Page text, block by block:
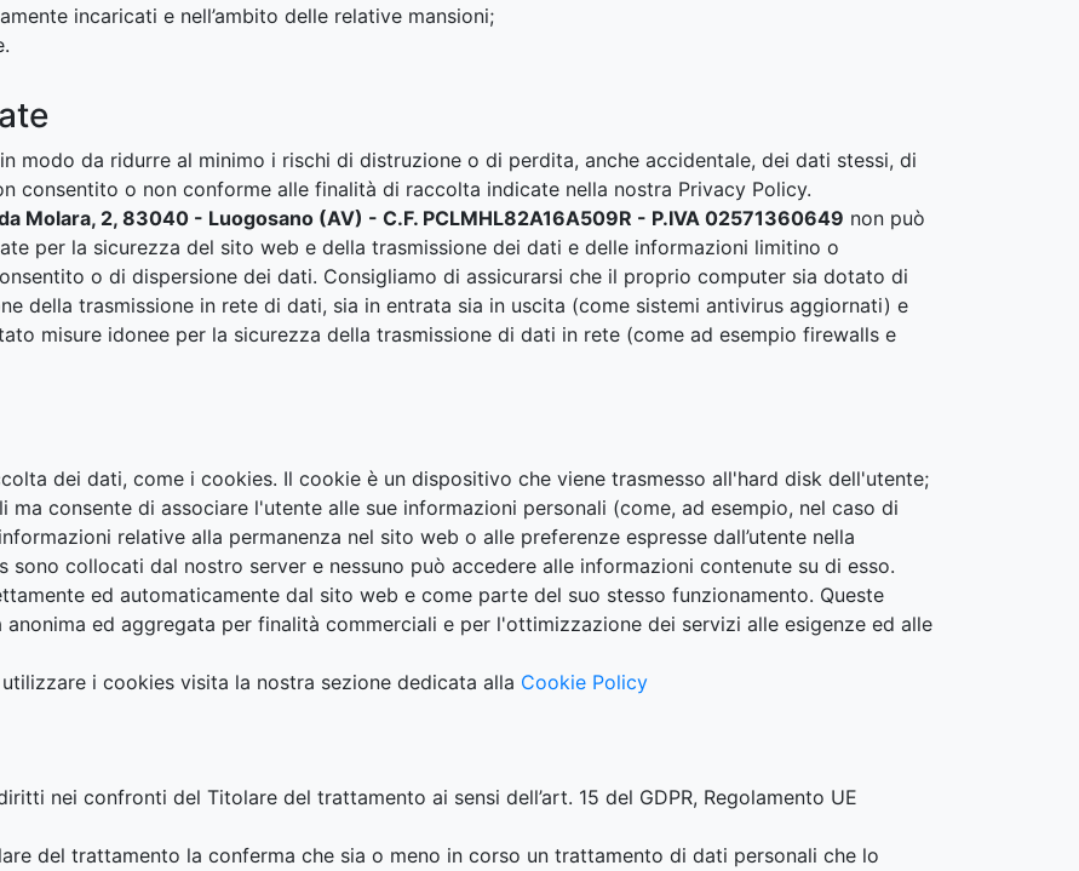
incaricati e nell’ambito delle relative mansioni;
modo da ridurre al minimo i rischi di distruzione o di perdita, anche accidentale, dei dati stessi, di
consentito o non conforme alle finalità di raccolta indicate nella nostra Privacy Policy.
Molara, 2, 83040 - Luogosano (AV) - C.F. PCLMHL82A16A509R - P.IVA 02571360649 non può
per la sicurezza del sito web e della trasmissione dei dati e delle informazioni limitino o
o di dispersione dei dati. Consigliamo di assicurarsi che il proprio computer sia dotato di
della trasmissione in rete di dati, sia in entrata sia in uscita (come sistemi antivirus aggiornati) e
misure idonee per la sicurezza della trasmissione di dati in rete (come ad esempio firewalls e
dei dati, come i cookies. Il cookie è un dispositivo che viene trasmesso all'hard disk dell'utente;
consente di associare l'utente alle sue informazioni personali (come, ad esempio, nel caso di
relative alla permanenza nel sito web o alle preferenze espresse dall’utente nella
sono collocati dal nostro server e nessuno può accedere alle informazioni contenute su di esso.
ed automaticamente dal sito web e come parte del suo stesso funzionamento. Queste
ed aggregata per finalità commerciali e per l'ottimizzazione dei servizi alle esigenze ed alle
i cookies visita la nostra sezione dedicata alla Cookie Policy
nei confronti del Titolare del trattamento ai sensi dell’art. 15 del GDPR, Regolamento UE
del trattamento la conferma che sia o meno in corso un trattamento di dati personali che lo